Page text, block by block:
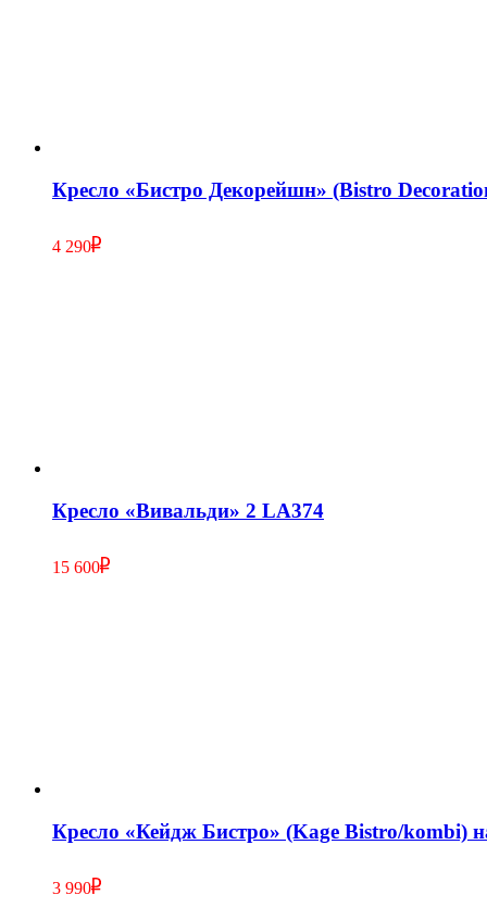
Кресло «Бистро Декорейшн» (Bistro
4 290
Кресло «Вивальди» 2 LA374
15 600
Кресло «Кейдж Бистро» (Kage Bistro/kombi)
3 990